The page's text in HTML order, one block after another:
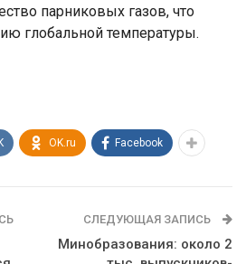
парниковых газов, что
глобальной температуры.
OK.ru Facebook
СЛЕДУЮЩАЯ ЗАПИСЬ
Минобразования: около 2